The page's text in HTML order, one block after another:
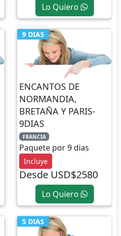
Lo Quiero
9 DIAS
ENCANTOS DE
NORMANDIA,
BRETAÑA Y PARIS-
9DIAS
FRANCIA
Paquete por 9 dias
Incluye
Desde USD$2580
Lo Quiero
5 DIAS